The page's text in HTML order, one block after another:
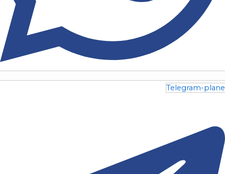
Telegram-plane